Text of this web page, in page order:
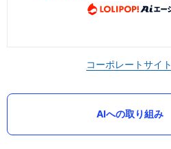
コーポレートサイト
AIへの取り組み